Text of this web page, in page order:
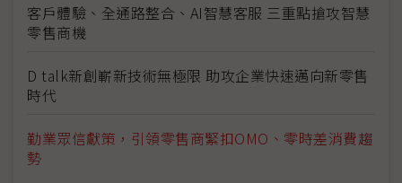
客戶體驗、全通路整合、AI智慧客服 三重點搶攻智慧
零售商機
D talk新創嶄新技術無極限 助攻企業快速邁向新零售
時代
勤業眾信獻策，引領零售商緊扣OMO、零時差消費趨
勢